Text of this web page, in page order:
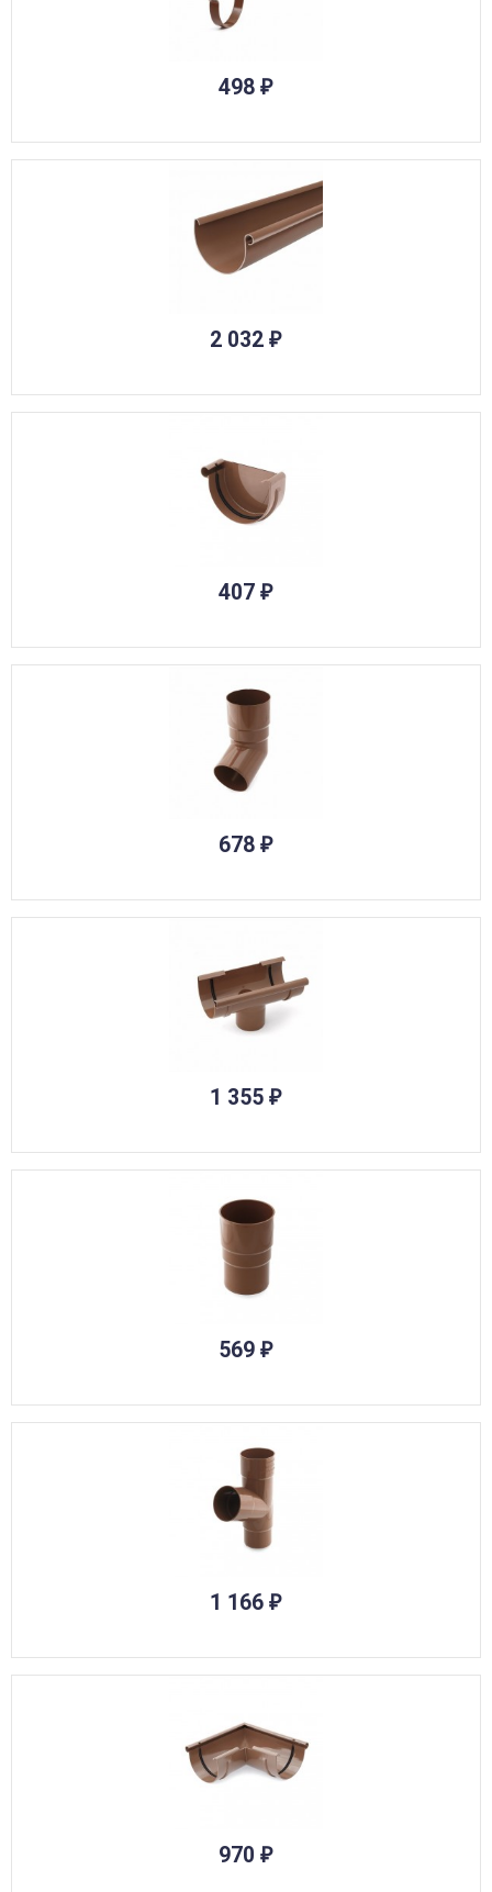
498 ₽
2 032 ₽
407 ₽
678 ₽
1 355 ₽
569 ₽
1 166 ₽
970 ₽